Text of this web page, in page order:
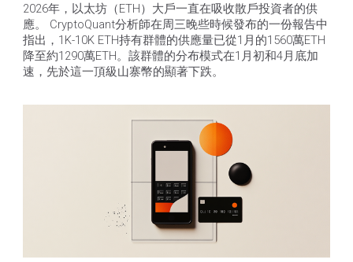
2026年，以太坊（ETH）大戶一直在吸收散戶投資者的供
應。 CryptoQuant分析師在周三晚些時候發布的一份報告中
指出，1K-10K ETH持有群體的供應量已從1月的1560萬ETH
降至約1290萬ETH。該群體的分布模式在1月初和4月底加
速，先於這一頂級山寨幣的顯著下跌。